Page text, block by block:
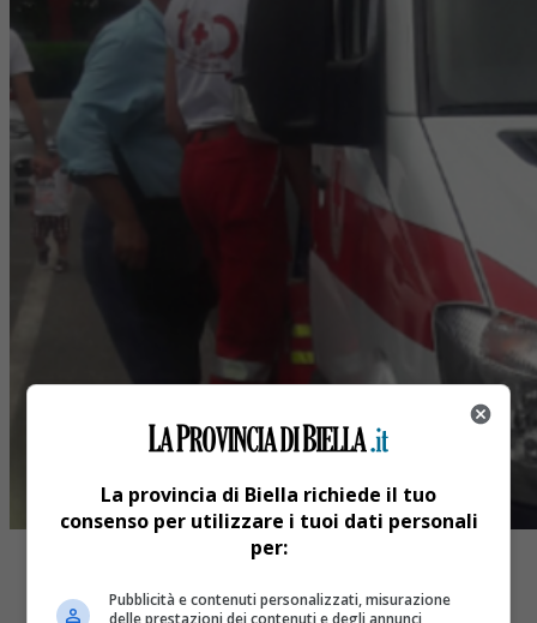
La provincia di Biella richiede il tuo
consenso per utilizzare i tuoi dati personali
per:
Pubblicità e contenuti personalizzati, misurazione
delle prestazioni dei contenuti e degli annunci,